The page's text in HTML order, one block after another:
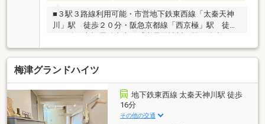
■３駅３路線利用可能・市営地下鉄東西線「太秦天神
川」駅 徒歩２０分・阪急京都線「西京極」駅 徒歩
分■令和３年７月築マンション ■６７．２０m2/3LDK/
南向き■17.60m2の専用庭付き■各居室にウォークイン
クローゼット付き■リビングダイニングに床暖房あり■
ペット飼育可能（規約による制限がございます）専用
庭使用料：500円/月
梅津グランドハイツ
地下鉄東西線 太秦天神川駅 徒歩
16分
その他の交通